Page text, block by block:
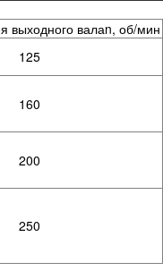
выходного валаn, об/мин
125
160
200
250